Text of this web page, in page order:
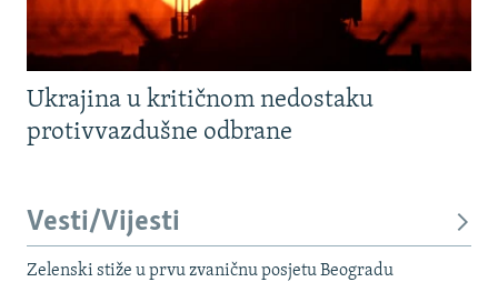
Ukrajina u kritičnom nedostaku
protivvazdušne odbrane
Vesti/Vijesti
Zelenski stiže u prvu zvaničnu posjetu Beogradu